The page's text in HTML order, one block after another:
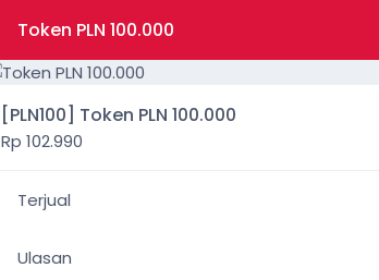
Token PLN 100.000
[PLN100] Token PLN 100.000
Rp 102.990
Terjual
Ulasan